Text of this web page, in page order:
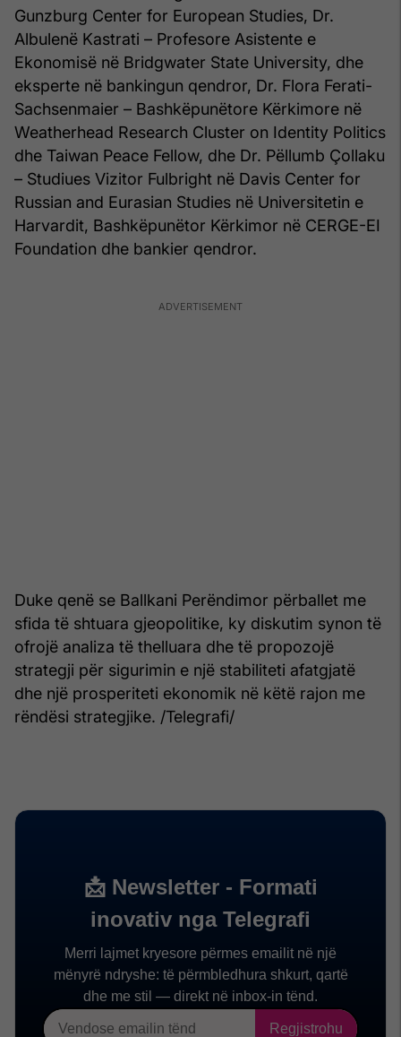
Gunzburg Center for European Studies, Dr.
Albulenë Kastrati – Profesore Asistente e
Ekonomisë në Bridgwater State University, dhe
eksperte në bankingun qendror, Dr. Flora Ferati-
Sachsenmaier – Bashkëpunëtore Kërkimore në
Weatherhead Research Cluster on Identity Politics
dhe Taiwan Peace Fellow, dhe Dr. Pëllumb Çollaku
– Studiues Vizitor Fulbright në Davis Center for
Russian and Eurasian Studies në Universitetin e
Harvardit, Bashkëpunëtor Kërkimor në CERGE-EI
Foundation dhe bankier qendror.
Duke qenë se Ballkani Perëndimor përballet me
sfida të shtuara gjeopolitike, ky diskutim synon të
ofrojë analiza të thelluara dhe të propozojë
strategji për sigurimin e një stabiliteti afatgjatë
dhe një prosperiteti ekonomik në këtë rajon me
rëndësi strategjike. /Telegrafi/